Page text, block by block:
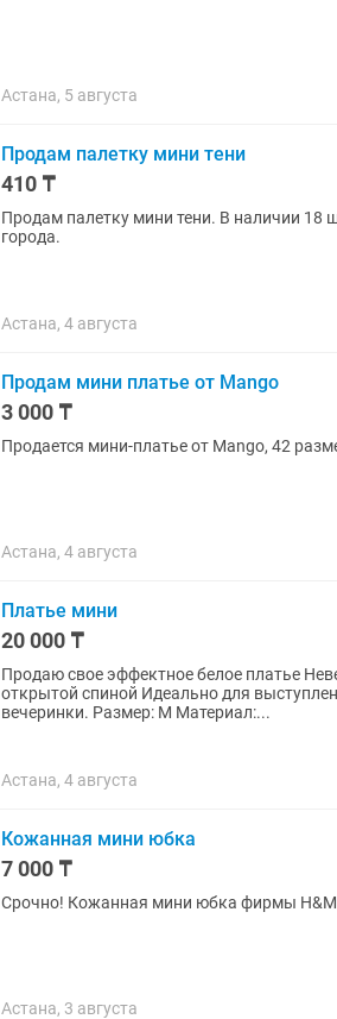
Астана, 5 августа
Продам палетку мини тени
410 ₸
Продам палетку мини тени. В наличии 18 штукю Заказ от 10 000 бесплатная
города.
Астана, 4 августа
Продам мини платье от Mango
3 000 ₸
Продается мини-платье от Mango, 42
Астана, 4 августа
Платье мини
20 000 ₸
Продаю свое эффектное белое платье Невероятно красивое со сверкающим блеском и
открытой спиной Идеально для выступлений, мероприятий, фотосессий, дня рождения или
вечеринки. Размер: M Материал:...
Астана, 4 августа
Кожанная мини юбка
7 000 ₸
Срочно! Кожанная мини юбка фирмы H&M
Астана, 3 августа